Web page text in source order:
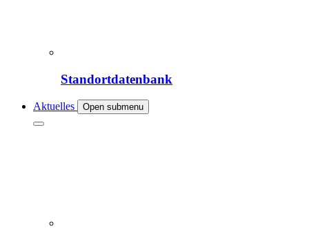
Standortdatenbank
Aktuelles Open submenu